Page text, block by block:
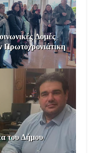
Δομές
του Δήμου